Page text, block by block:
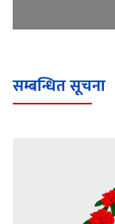
सम्बन्धित सूचना